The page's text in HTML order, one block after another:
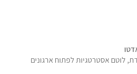
לוטם אסטרטגיות לפתוח ארגונים